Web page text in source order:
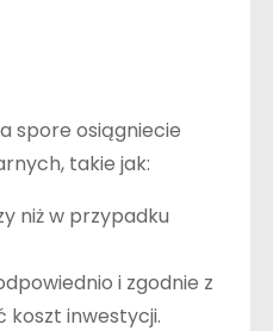
spore osiągniecie
takie jak:
niż w przypadku
i zgodnie z
inwestycji.